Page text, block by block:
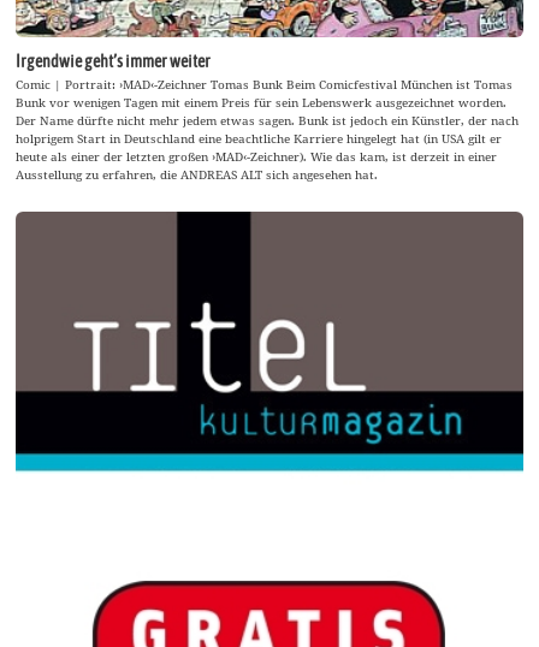
Irgendwie geht’s immer weiter
Comic | Portrait: ›MAD‹-Zeichner Tomas Bunk Beim Comicfestival München ist Tomas
Bunk vor wenigen Tagen mit einem Preis für sein Lebenswerk ausgezeichnet worden.
Der Name dürfte nicht mehr jedem etwas sagen. Bunk ist jedoch ein Künstler, der nach
holprigem Start in Deutschland eine beachtliche Karriere hingelegt hat (in USA gilt er
heute als einer der letzten großen ›MAD‹-Zeichner). Wie das kam, ist derzeit in einer
Ausstellung zu erfahren, die ANDREAS ALT sich angesehen hat.